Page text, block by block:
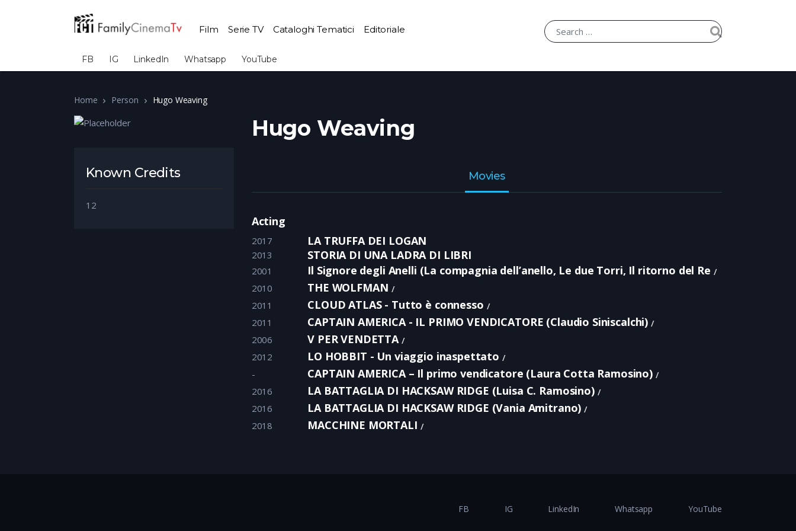
Film Serie TV Cataloghi Tematici Editoriale
FB IG LinkedIn Whatsapp YouTube
Home Person Hugo Weaving
Known Credits
12
Hugo Weaving
Movies
Acting
2017 LA TRUFFA DEI LOGAN
2013 STORIA DI UNA LADRA DI LIBRI
2001 Il Signore degli Anelli (La compagnia dell’anello, Le due Torri, Il ritorno del Re
2010 THE WOLFMAN
2011 CLOUD ATLAS - Tutto è connesso
2011 CAPTAIN AMERICA - IL PRIMO VENDICATORE (Claudio Siniscalchi)
2006 V PER VENDETTA
2012 LO HOBBIT - Un viaggio inaspettato
- CAPTAIN AMERICA – Il primo vendicatore (Laura Cotta Ramosino)
2016 LA BATTAGLIA DI HACKSAW RIDGE (Luisa C. Ramosino)
2016 LA BATTAGLIA DI HACKSAW RIDGE (Vania Amitrano)
2018 MACCHINE MORTALI
FB IG LinkedIn Whatsapp YouTube